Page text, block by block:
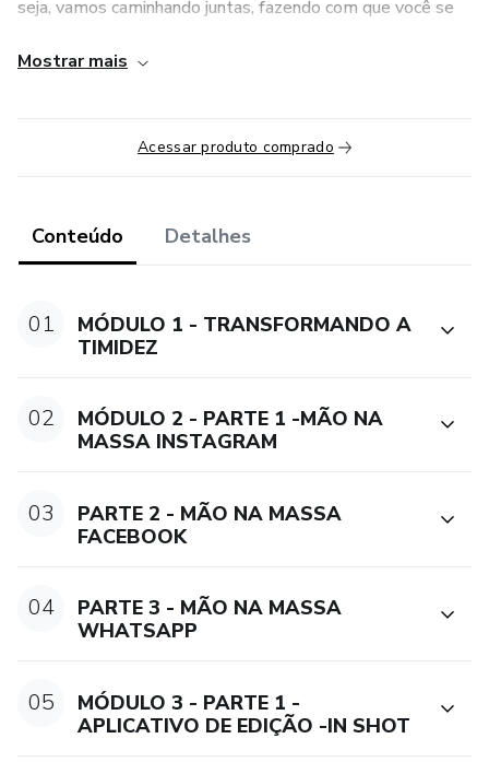
seja, vamos caminhando juntas, fazendo com que você se
que conquistou até hoje e descobrindo o seu poder por trás
Mostrar mais
Acessar produto comprado
Conteúdo Detalhes
01
MÓDULO 1 - TRANSFORMANDO A
TIMIDEZ
02
MÓDULO 2 - PARTE 1 -MÃO NA
MASSA INSTAGRAM
03
PARTE 2 - MÃO NA MASSA
FACEBOOK
04
PARTE 3 - MÃO NA MASSA
WHATSAPP
05
MÓDULO 3 - PARTE 1 -
APLICATIVO DE EDIÇÃO -IN SHOT